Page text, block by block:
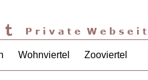
Wohnviertel Zooviertel